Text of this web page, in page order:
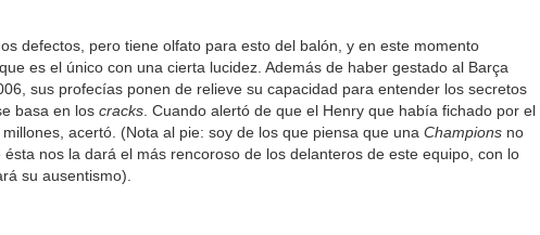
defectos, pero tiene olfato para esto del balón, y en este momento
es el único con una cierta lucidez. Además de haber gestado al Barça
sus profecías ponen de relieve su capacidad para entender los secretos
basa en los cracks . Cuando alertó de que el Henry que había fichado por el
acertó. (Nota al pie: soy de los que piensa que una Champions no
nos la dará el más rencoroso de los delanteros de este equipo, con lo
su ausentismo).